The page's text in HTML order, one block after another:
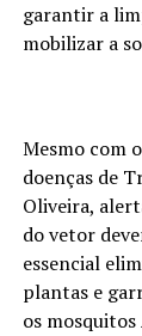
garantir a
mobilizar a
Mesmo com
doenças de
Oliveira,
do vetor
essencial
plantas e
os